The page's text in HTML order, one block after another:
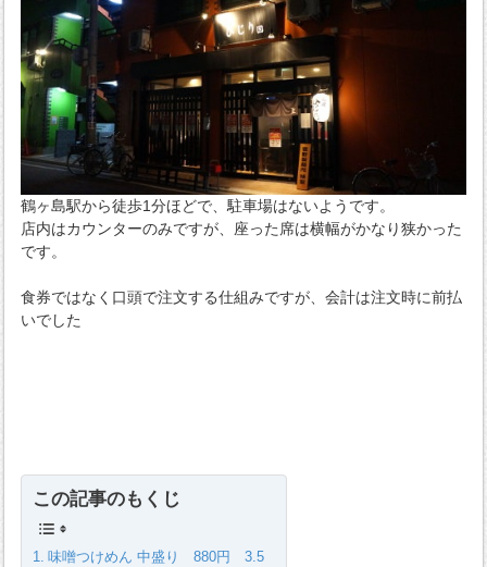
鶴ヶ島駅から徒歩1分ほどで、駐車場はないようです。
店内はカウンターのみですが、座った席は横幅がかなり狭かった
です。
食券ではなく口頭で注文する仕組みですが、会計は注文時に前払
いでした
この記事のもくじ
味噌つけめん 中盛り 880円 3.5